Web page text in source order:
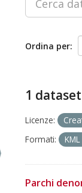
Ordina per
1
Licenze:
Formati:
KML
Parchi